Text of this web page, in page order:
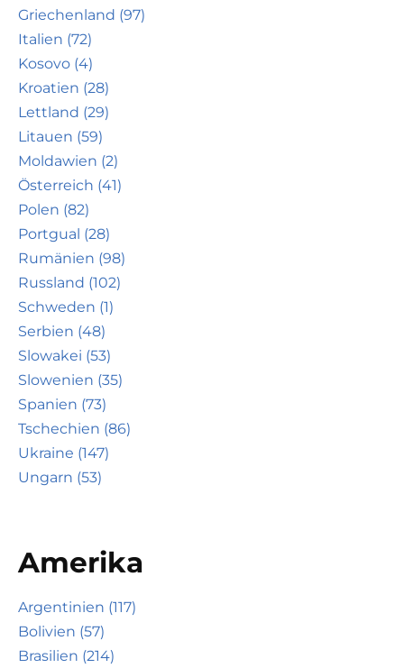
Griechenland (97)
Italien (72)
Kosovo (4)
Kroatien (28)
Lettland (29)
Litauen (59)
Moldawien (2)
Österreich (41)
Polen (82)
Portgual (28)
Rumänien (98)
Russland (102)
Schweden (1)
Serbien (48)
Slowakei (53)
Slowenien (35)
Spanien (73)
Tschechien (86)
Ukraine (147)
Ungarn (53)
Amerika
Argentinien (117)
Bolivien (57)
Brasilien (214)